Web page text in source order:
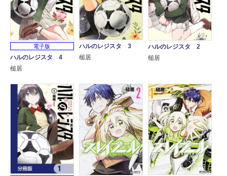
電子版
ハルのレジスタ 4
槌居
ハルのレジスタ 3
槌居
ハルのレジスタ 2
槌居